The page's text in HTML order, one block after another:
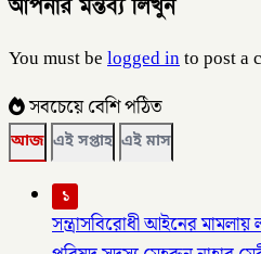
আপনার মন্তব্য লিখুন
You must belogged into post a
সবচেয়ে বেশি পঠিত
আজ এই সপ্তাহ এই মাস
১
সন্ত্রাসবিরোধী আইনের